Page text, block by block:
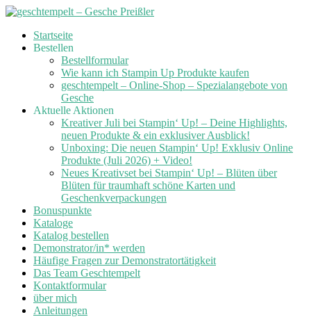
Skip
Startseite
Bestellen
Bestellformular
Wie kann ich Stampin Up Produkte kaufen
geschtempelt – Online-Shop – Spezialangebote von
Gesche
Aktuelle Aktionen
Kreativer Juli bei Stampin‘ Up! – Deine Highlights,
neuen Produkte & ein exklusiver Ausblick!
Unboxing: Die neuen Stampin‘ Up! Exklusiv Online
Produkte (Juli 2026) + Video!
Neues Kreativset bei Stampin‘ Up! – Blüten über
Blüten für traumhaft schöne Karten und
Geschenkverpackungen
Bonuspunkte
Kataloge
Katalog bestellen
Demonstrator/in* werden
Häufige Fragen zur Demonstratortätigkeit
Das Team Geschtempelt
Kontaktformular
über mich
Anleitungen